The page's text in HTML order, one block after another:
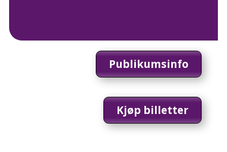
Publikumsinfo
Kjøp billetter